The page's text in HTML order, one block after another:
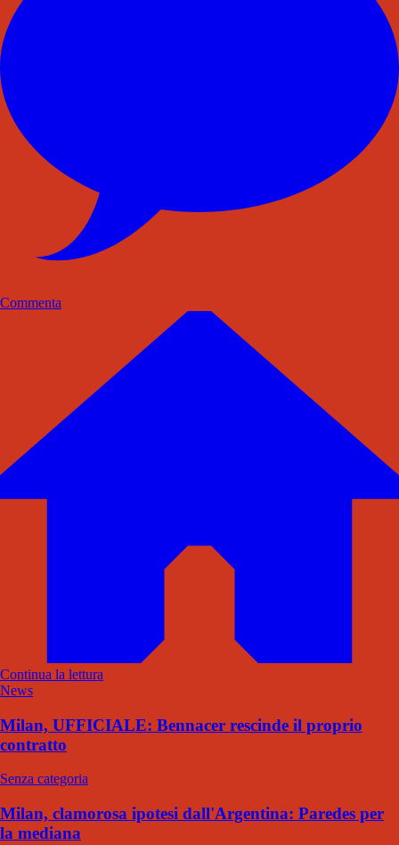
Commenta
Continua la lettura
News
Milan, UFFICIALE: Bennacer rescinde il proprio
contratto
Senza categoria
Milan, clamorosa ipotesi dall'Argentina: Paredes per
la mediana